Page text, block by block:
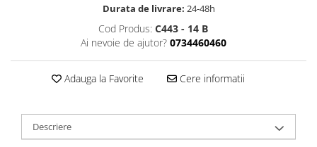
Anvelope pneumatice
Anvelope solide
Camere de aer
Valve & extensii
Electronică
Durata de livrare: 24-48h
Cod Produs: C443 - 14 B
Ai nevoie de ajutor? 0734460460
Adauga la Favorite Cere informatii
Descriere